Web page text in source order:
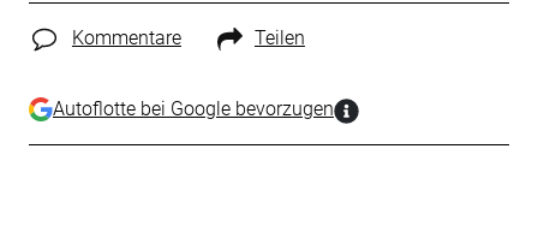
Kommentare Teilen
Autoflotte bei Google bevorzugen